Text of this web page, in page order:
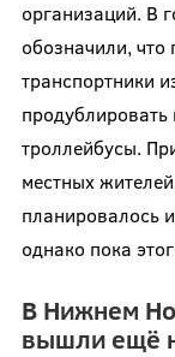
организаций. В
обозначили, что
транспортники
троллейбусы.
местных
планировалось
однако пока
В Нижнем
вышли ещё